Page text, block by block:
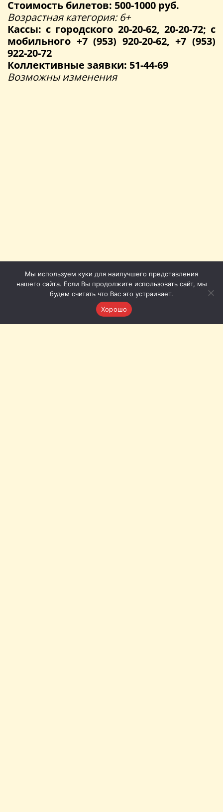
Стоимость билетов: 500-1000 руб.
Возрастная категория: 6+
Кассы: с городского 20-20-62, 20-20-72; с
мобильного +7 (953) 920-20-62, +7 (953)
922-20-72
Коллективные заявки: 51-44-69
Возможны изменения
Мы используем куки для наилучшего представления
нашего сайта. Если Вы продолжите использовать сайт, мы
будем считать что Вас это устраивает.
Хорошо